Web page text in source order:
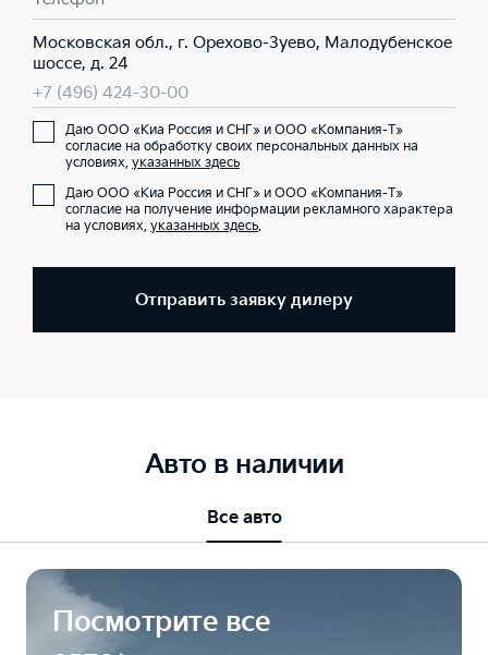
Московская обл., г. Орехово-Зуево, Малодубенское
шоссе, д. 24
+7 (496) 424-30-00
Даю ООО «Киа Россия и СНГ» и ООО «Компания-Т»
согласие на обработку своих персональных данных на
условиях, указанных здесь
Даю ООО «Киа Россия и СНГ» и ООО «Компания-Т»
согласие на получение информации рекламного характера
на условиях, указанных здесь.
Отправить заявку дилеру
Авто в наличии
Все авто
Посмотрите все